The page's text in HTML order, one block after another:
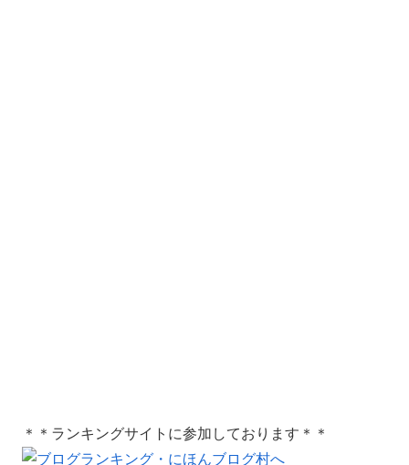
＊＊ランキングサイトに参加しております＊＊